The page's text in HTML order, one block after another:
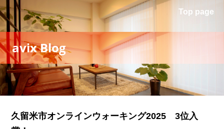
Top page
avix Blog
久留米市オンラインウォーキング2025 3位入